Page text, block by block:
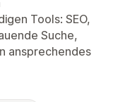
Tools: SEO,
Suche,
ansprechendes